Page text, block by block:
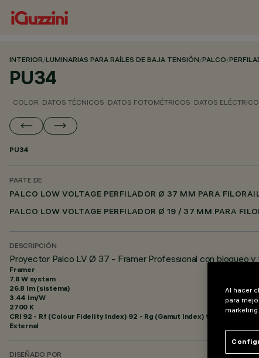
INTERIOR/LUMINARIAS PARA RAÍLES DE BAJA TENSIÓN/PALCO/
PU34
COLOR DATOS TÉCNICOS DATOS FOTOMÉTRICOS DATOS
PU34
PARTE DE
PALCO LOW VOLTAGE PERFILADOR Ø 37 MM PARA
PALCO LOW VOLTAGE PERFILADOR Ø 19 / 37 MM PARA
DESCRIPCIÓN
Proyector Palco LV Ø 37 - Framer Professional con bloqueo y
Framer
7.8 W system
26.8 lm (sistema)
3.44 lm/W
2700 K
CRI 92 - Rf (Colour Fidelity Index) 92 - Rg (Gamut Index) 99
External
DISEÑADO POR
Al hacer
para
marketing.